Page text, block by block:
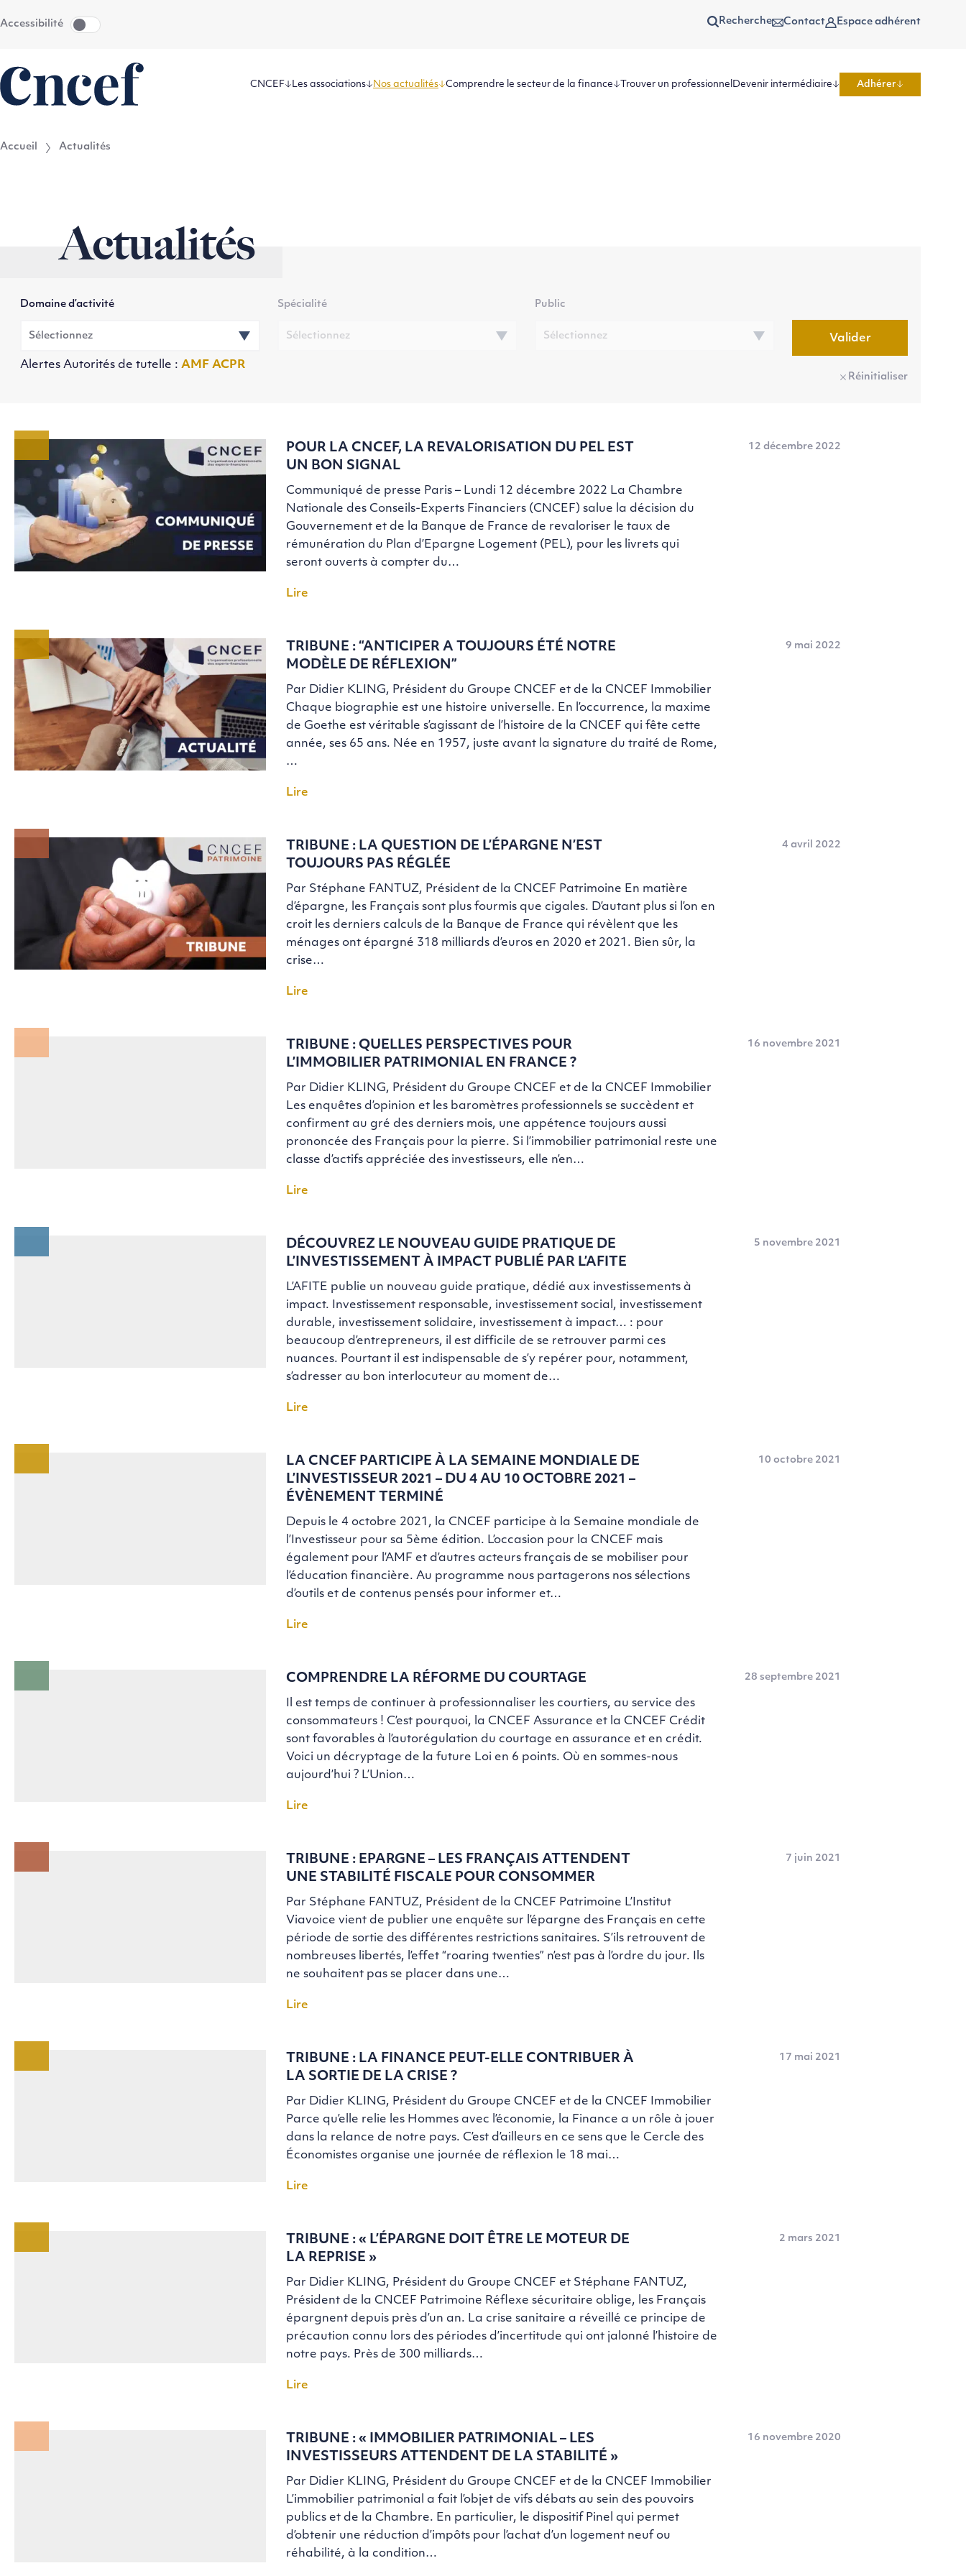
Accessibilité Recherche Contact Espace adhérent
CNCEF Les associations Nos actualités Comprendre le secteur de la finance Trouver un professionnel Devenir intermédiaire Adhérer
Accueil Actualités
Actualités
Alertes Autorités de tutelle : AMF ACPR
Domaine d’activité Spécialité Public
Valider
Réinitialiser
12 décembre 2022
POUR LA CNCEF, LA REVALORISATION DU PEL EST
UN BON SIGNAL
Communiqué de presse Paris – Lundi 12 décembre 2022 La Chambre
Nationale des Conseils-Experts Financiers (CNCEF) salue la décision du
Gouvernement et de la Banque de France de revaloriser le taux de
rémunération du Plan d’Epargne Logement (PEL), pour les livrets qui
seront ouverts à compter du…
Lire
9 mai 2022
TRIBUNE : “ANTICIPER A TOUJOURS ÉTÉ NOTRE
MODÈLE DE RÉFLEXION”
Par Didier KLING, Président du Groupe CNCEF et de la CNCEF Immobilier
Chaque biographie est une histoire universelle. En l’occurrence, la maxime
de Goethe est véritable s’agissant de l’histoire de la CNCEF qui fête cette
année, ses 65 ans. Née en 1957, juste avant la signature du traité de Rome,
…
Lire
4 avril 2022
TRIBUNE : LA QUESTION DE L’ÉPARGNE N’EST
TOUJOURS PAS RÉGLÉE
Par Stéphane FANTUZ, Président de la CNCEF Patrimoine En matière
d’épargne, les Français sont plus fourmis que cigales. D’autant plus si l’on en
croit les derniers calculs de la Banque de France qui révèlent que les
ménages ont épargné 318 milliards d’euros en 2020 et 2021. Bien sûr, la
crise…
Lire
16 novembre 2021
TRIBUNE : QUELLES PERSPECTIVES POUR
L’IMMOBILIER PATRIMONIAL EN FRANCE ?
Par Didier KLING, Président du Groupe CNCEF et de la CNCEF Immobilier
Les enquêtes d’opinion et les baromètres professionnels se succèdent et
confirment au gré des derniers mois, une appétence toujours aussi
prononcée des Français pour la pierre. Si l’immobilier patrimonial reste une
classe d’actifs appréciée des investisseurs, elle n’en…
Lire
5 novembre 2021
DÉCOUVREZ LE NOUVEAU GUIDE PRATIQUE DE
L’INVESTISSEMENT À IMPACT PUBLIÉ PAR L’AFITE
L’AFITE publie un nouveau guide pratique, dédié aux investissements à
impact. Investissement responsable, investissement social, investissement
durable, investissement solidaire, investissement à impact… : pour
beaucoup d’entrepreneurs, il est difficile de se retrouver parmi ces
nuances. Pourtant il est indispensable de s’y repérer pour, notamment,
s’adresser au bon interlocuteur au moment de…
Lire
10 octobre 2021
LA CNCEF PARTICIPE À LA SEMAINE MONDIALE DE
L’INVESTISSEUR 2021 – DU 4 AU 10 OCTOBRE 2021 –
ÉVÈNEMENT TERMINÉ
Depuis le 4 octobre 2021, la CNCEF participe à la Semaine mondiale de
l’Investisseur pour sa 5ème édition. L’occasion pour la CNCEF mais
également pour l’AMF et d’autres acteurs français de se mobiliser pour
l’éducation financière. Au programme nous partagerons nos sélections
d’outils et de contenus pensés pour informer et…
Lire
28 septembre 2021
COMPRENDRE LA RÉFORME DU COURTAGE
Il est temps de continuer à professionnaliser les courtiers, au service des
consommateurs ! C’est pourquoi, la CNCEF Assurance et la CNCEF Crédit
sont favorables à l’autorégulation du courtage en assurance et en crédit.
Voici un décryptage de la future Loi en 6 points. Où en sommes-nous
aujourd’hui ? L’Union…
Lire
7 juin 2021
TRIBUNE : EPARGNE – LES FRANÇAIS ATTENDENT
UNE STABILITÉ FISCALE POUR CONSOMMER
Par Stéphane FANTUZ, Président de la CNCEF Patrimoine L’Institut
Viavoice vient de publier une enquête sur l’épargne des Français en cette
période de sortie des différentes restrictions sanitaires. S’ils retrouvent de
nombreuses libertés, l’effet “roaring twenties” n’est pas à l’ordre du jour. Ils
ne souhaitent pas se placer dans une…
Lire
17 mai 2021
TRIBUNE : LA FINANCE PEUT-ELLE CONTRIBUER À
LA SORTIE DE LA CRISE ?
Par Didier KLING, Président du Groupe CNCEF et de la CNCEF Immobilier
Parce qu’elle relie les Hommes avec l’économie, la Finance a un rôle à jouer
dans la relance de notre pays. C’est d’ailleurs en ce sens que le Cercle des
Économistes organise une journée de réflexion le 18 mai…
Lire
2 mars 2021
TRIBUNE : « L’ÉPARGNE DOIT ÊTRE LE MOTEUR DE
LA REPRISE »
Par Didier KLING, Président du Groupe CNCEF et Stéphane FANTUZ,
Président de la CNCEF Patrimoine Réflexe sécuritaire oblige, les Français
épargnent depuis près d’un an. La crise sanitaire a réveillé ce principe de
précaution connu lors des périodes d’incertitude qui ont jalonné l’histoire de
notre pays. Près de 300 milliards…
Lire
16 novembre 2020
TRIBUNE : « IMMOBILIER PATRIMONIAL – LES
INVESTISSEURS ATTENDENT DE LA STABILITÉ »
Par Didier KLING, Président du Groupe CNCEF et de la CNCEF Immobilier
L’immobilier patrimonial a fait l’objet de vifs débats au sein des pouvoirs
publics et de la Chambre. En particulier, le dispositif Pinel qui permet
d’obtenir une réduction d’impôts pour l’achat d’un logement neuf ou
réhabilité, à la condition…